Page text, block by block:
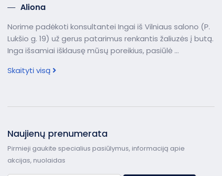
Aliona
Norime padėkoti konsultantei Ingai iš Vilniaus salono (P.
Lukšio g. 19) už gerus patarimus renkantis žaliuzės į butą.
Inga išsamiai išklausę mūsų poreikius, pasiūlė ...
Skaityti visą
Naujienų prenumerata
Pirmieji gaukite specialius pasiūlymus, informaciją apie
akcijas, nuolaidas